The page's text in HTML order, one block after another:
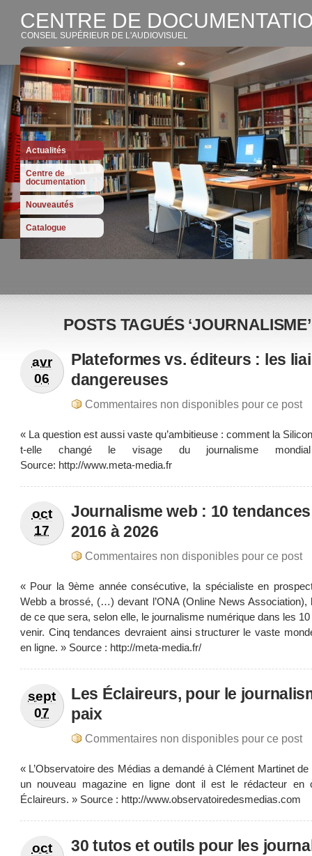
CENTRE DE
CONSEIL SUPÉRIEUR DE L'AUDIOVISUEL
Actualités
Centre de
documentation
Nouveautés
Catalogue
POSTS TAGUÉS ‘JOURNALISME’
avr
06
Plateformes vs. éditeurs : les
dangereuses
Commentaires non disponibles pour ce post
« La question est aussi vaste qu’ambitieuse : comment la
t-elle changé le visage du journalisme
Source: http://www.meta-media.fr
oct
17
Journalisme web : 10
2016 à 2026
Commentaires non disponibles pour ce post
« Pour la 9ème année consécutive, la spécialiste en
Webb a brossé, (…) devant l’ONA (Online News Association),
de ce que sera, selon elle, le journalisme numérique dans les
venir. Cinq tendances devraient ainsi structurer le vaste
en ligne. » Source : http://meta-media.fr/
sept
07
Les Éclaireurs, pour le
paix
Commentaires non disponibles pour ce post
« L’Observatoire des Médias a demandé à Clément Martinet de
un nouveau magazine en ligne dont il est le rédacteur en
Éclaireurs. » Source : http://www.observatoiredesmedias.com
oct
30 tutos et outils pour les